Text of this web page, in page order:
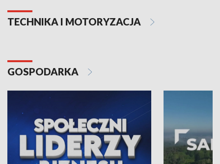
TECHNIKA I MOTORYZACJA
GOSPODARKA